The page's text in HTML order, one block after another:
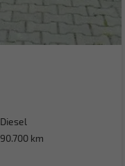
Diesel
90.700 km